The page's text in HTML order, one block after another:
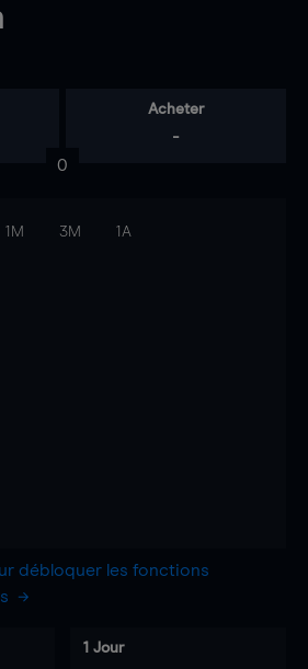
Acheter
-
0
1M 3M 1A
débloquer les fonctions
1 Jour